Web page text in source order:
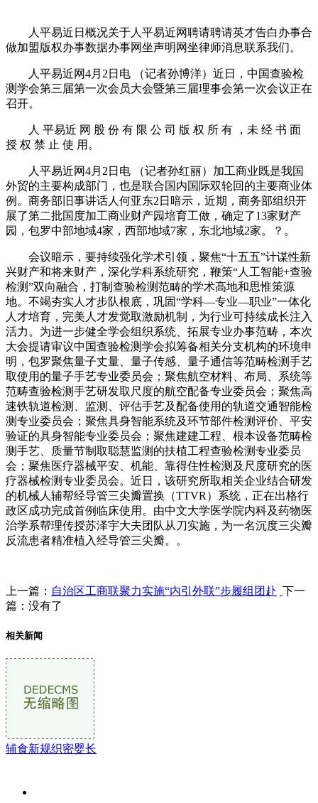
人平易近日概况关于人平易近网聘请聘请英才告白办事合
做加盟版权办事数据办事网坐声明网坐律师消息联系我们。
人平易近网4月2日电 （记者孙博洋）近日，中国查验检
测学会第三届第一次会员大会暨第三届理事会第一次会议正在
召开。
人 平易近 网 股 份 有 限 公 司 版 权 所 有 ，未 经 书 面
授 权 禁 止 使 用。
人平易近网4月2日电 （记者孙红丽）加工商业既是我国
外贸的主要构成部门，也是联合国内国际双轮回的主要商业体
例。商务部旧事讲话人何亚东2日暗示，近期，商务部组织开
展了第二批国度加工商业财产园培育工做，确定了13家财产
园，包罗中部地域4家，西部地域7家，东北地域2家。？。
会议暗示，要持续强化学术引领，聚焦“十五五”计谋性新
兴财产和将来财产，深化学科系统研究，鞭策“人工智能+查验
检测”双向融合，打制查验检测范畴的学术高地和思惟策源
地。不竭夯实人才步队根底，巩固“学科—专业—职业”一体化
人才培育，完美人才发觉取激励机制，为行业可持续成长注入
活力。为进一步健全学会组织系统、拓展专业办事范畴，本次
大会提请审议中国查验检测学会拟筹备相关分支机构的环境申
明，包罗聚焦量子丈量、量子传感、量子通信等范畴检测手艺
取使用的量子手艺专业委员会；聚焦航空材料、布局、系统等
范畴查验检测手艺研发取尺度的航空配备专业委员会；聚焦高
速铁轨道检测、监测、评估手艺及配备使用的轨道交通智能检
测专业委员会；聚焦具身智能系统及环节部件检测评价、平安
验证的具身智能专业委员会；聚焦建建工程、根本设备范畴检
测手艺、质量节制取聪慧监测的扶植工程查验检测专业委员
会；聚焦医疗器械平安、机能、靠得住性检测及尺度研究的医
疗器械检测专业委员会。近日，该研究所取相关企业结合研发
的机械人辅帮经导管三尖瓣置换（TTVR）系统，正在出格行
政区成功完成首例临床使用。由中文大学医学院内科及药物医
治学系帮理传授苏泽宇大夫团队从刀实施，为一名沉度三尖瓣
反流患者精准植入经导管三尖瓣。。
上一篇： 自治区工商联聚力实施“内引外联”步履组团赴 下一
篇：没有了
相关新闻
辅食新规织密婴长